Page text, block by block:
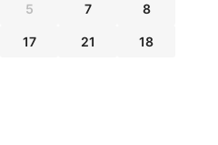
5 7 8
17 21 18